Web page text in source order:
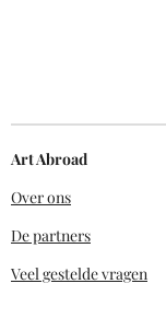
Art Abroad
Over ons
De partners
Veel gestelde vragen